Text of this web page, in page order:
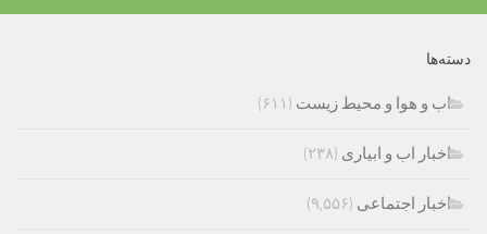
دسته‌ها
اب و هوا و محیط زیست (۶۱۱)
اخبار اب و ابیاری (۲۳۸)
اخبار اجتماعی (۹,۵۵۶)